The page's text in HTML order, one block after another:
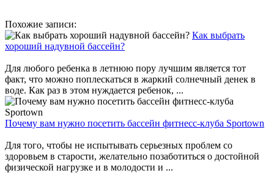
Похожие записи:
Как выбрать
хороший надувной бассейн?
Для любого ребенка в летнюю пору лучшим является тот
факт, что можно поплескаться в жаркий солнечный денек в
воде. Как раз в этом нуждается ребенок, ...
Почему вам нужно посетить бассейн фитнесс-клуба Sportown
Для того, чтобы не испытывать серьезных проблем со
здоровьем в старости, желательно позаботиться о достойной
физической нагрузке и в молодости и ...